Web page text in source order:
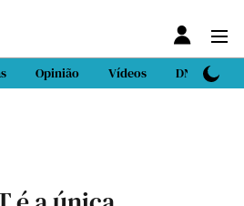
Opinião Vídeos DN Sport